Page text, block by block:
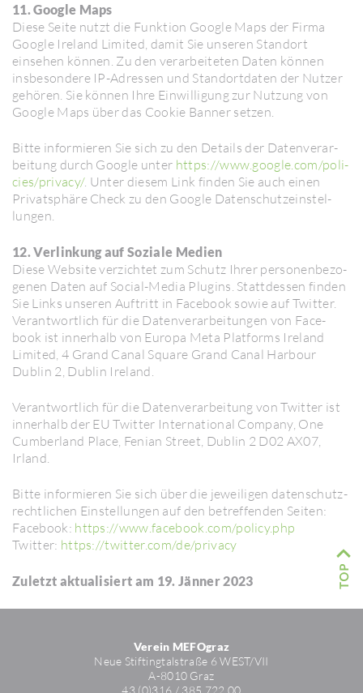
11. Google Maps
Diese Seite nutzt die Funk­tion Google Maps der Firma
Google Ireland Limited, damit Sie unseren Standort
einsehen können. Zu den verar­bei­teten Daten können
insbe­son­dere IP-Adressen und Stand­ort­daten der Nutzer
gehören. Sie können Ihre Einwil­li­gung zur Nutzung von
Google Maps über das Cookie Banner setzen.
Bitte infor­mieren Sie sich zu den Details der Daten­ver­ar­
bei­tung durch Google unter https://​www.google.com/​poli­
cies/​privacy/. Unter diesem Link finden Sie auch einen
Privat­sphäre Check zu den Google Daten­schutz­ein­stel­
lungen.
12. Verlinkung auf Soziale Medien
Diese Website verzichtet zum Schutz Ihrer perso­nen­be­zo­
genen Daten auf Social-Media Plugins. Statt­dessen finden
Sie Links unseren Auftritt in Face­book sowie auf Twitter.
Verant­wort­lich für die Daten­ver­ar­bei­tungen von Face­
book ist inner­halb von Europa Meta Plat­forms Ireland
Limited, 4 Grand Canal Square Grand Canal Harbour
Dublin 2, Dublin Ireland.
Verant­wort­lich für die Daten­ver­ar­bei­tung von Twitter ist
inner­halb der EU Twitter Inter­na­tional Company, One
Cumber­land Place, Fenian Street, Dublin 2 D02 AX07,
Irland.
Bitte infor­mieren Sie sich über die jewei­ligen daten­schutz­
recht­li­chen Einstel­lungen auf den betref­fenden Seiten:
Face­book: https://​www.face­book.com/​policy.php
Twitter: https://​twitter.com/​de/​privacy
Zuletzt aktualisiert am 19. Jänner 2023
Verein MEFOgraz
Neue Stif­ting­tal­straße 6 WEST/​VII
A-8010 Graz
43 (0)316 / 385 722 00